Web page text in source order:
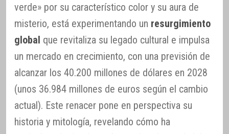
verde» por su característico color y su aura de
misterio, está experimentando un resurgimiento
global que revitaliza su legado cultural e impulsa
un mercado en crecimiento, con una previsión de
alcanzar los 40.200 millones de dólares en 2028
(unos 36.984 millones de euros según el cambio
actual). Este renacer pone en perspectiva su
historia y mitología, revelando cómo ha